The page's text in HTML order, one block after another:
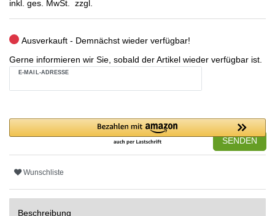
inkl. ges. MwSt. zzgl.
Ausverkauft - Demnächst wieder verfügbar!
Gerne informieren wir Sie, sobald der Artikel wieder verfügbar ist.
E-MAIL-ADRESSE
SENDEN
Wunschliste
Beschreibung